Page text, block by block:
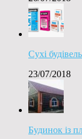
Сухі
23/07/2018
Будинок із